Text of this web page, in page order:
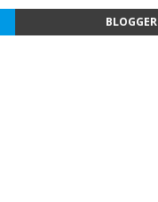
BLOGGER